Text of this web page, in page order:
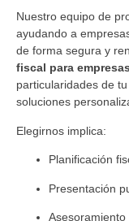
Nuestro equipo de
ayudando a
de forma segura y
fiscal para
particularidades de
soluciones
Elegirnos implica:
Planificación
Presentación
Asesoramiento